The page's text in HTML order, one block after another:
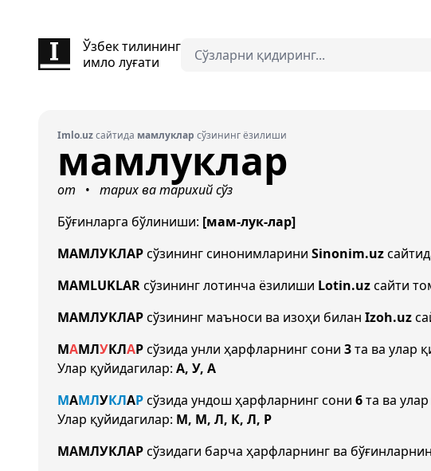
Ўзбек тилининг
имло луғати
Imlo.uzсайтида мамлуклар сўзининг ёзилиши
мамлуклар
от •
тарих ва тарихий сўз
Бўғинларга бўлиниши: [мам-лук-лар]
МАМЛУКЛАРсўзининг синонимларини Sinonim.uz
MAMLUKLARсўзининг лотинча ёзилиши Lotin.uzсайти
МАМЛУКЛАРсўзининг маъноси ва изоҳи билан Izoh.uz
МАМЛУКЛАРсўзида унли ҳарфларнинг сони 3та ва улар
Улар қуйидагилар: А, У, А
МАМЛУКЛАРсўзида ундош ҳарфларнинг сони 6та ва
Улар қуйидагилар: М, М, Л, К, Л, Р
МАМЛУКЛАРсўзидаги барча ҳарфларнинг ва